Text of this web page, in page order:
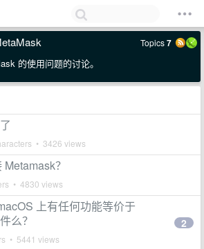
Topics7
的使用问题的讨论。
• 3426 views
？
• 4830 views
上有任何功能等价于
么？
• 5441 views
2